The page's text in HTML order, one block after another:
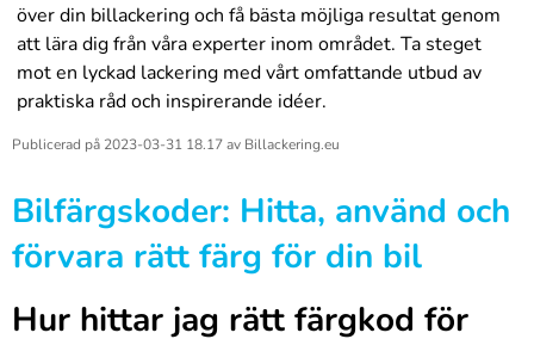
över din billackering och få bästa möjliga resultat genom
att lära dig från våra experter inom området. Ta steget
mot en lyckad lackering med vårt omfattande utbud av
praktiska råd och inspirerande idéer.
Publicerad på 2023-03-31 18.17av Billackering.eu
Bilfärgskoder: Hitta, använd och
förvara rätt färg för din bil
Hur hittar jag rätt färgkod för